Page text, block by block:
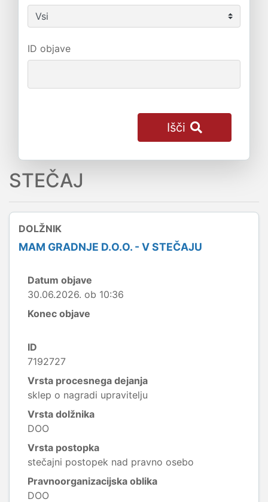
ID objave
Išči
STEČAJ
DOLŽNIK
MAM GRADNJE D.O.O. - V STEČAJU
Datum objave
30.06.2026. ob 10:36
Konec objave
ID
7192727
Vrsta procesnega dejanja
sklep o nagradi upravitelju
Vrsta dolžnika
DOO
Vrsta postopka
stečajni postopek nad pravno osebo
Pravnoorganizacijska oblika
DOO